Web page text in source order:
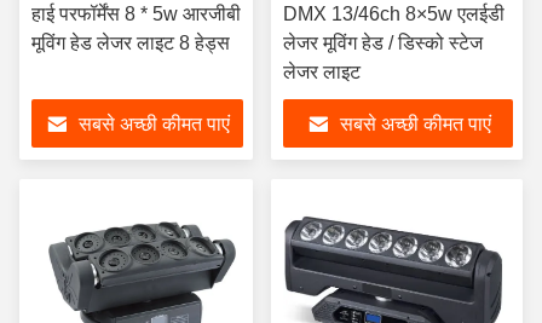
हाई परफॉर्मेंस 8 * 5w आरजीबी
मूविंग हेड लेजर लाइट 8 हेड्स
सबसे अच्छी कीमत पाएं
DMX 13/46ch 8×5w एलईडी
लेजर मूविंग हेड / डिस्को स्टेज
लेजर लाइट
सबसे अच्छी कीमत पाएं